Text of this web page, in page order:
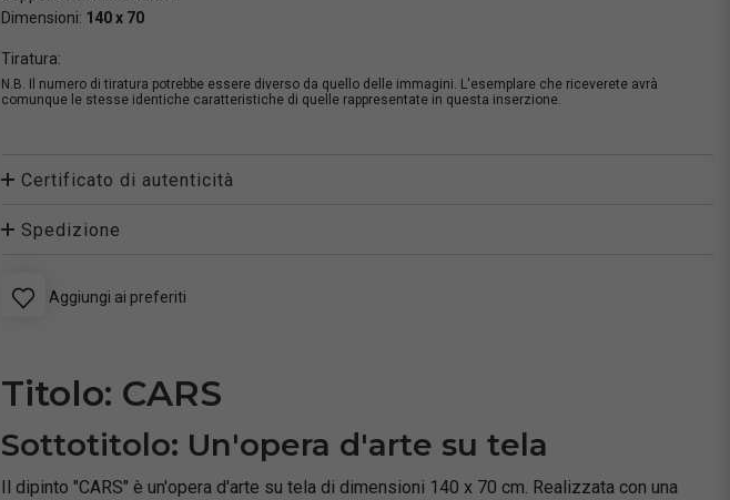
Dimensioni: 140 x 70
Tiratura:
N.B. Il numero di tiratura potrebbe essere diverso da quello delle immagini. L'esemplare che riceverete avrà
comunque le stesse identiche caratteristiche di quelle rappresentate in questa inserzione.
Certificato di autenticità
Spedizione
Aggiungi ai preferiti
Titolo: CARS
Sottotitolo: Un'opera d'arte su tela
Il dipinto "CARS" è un'opera d'arte su tela di dimensioni 140 x 70 cm. Realizzata con una